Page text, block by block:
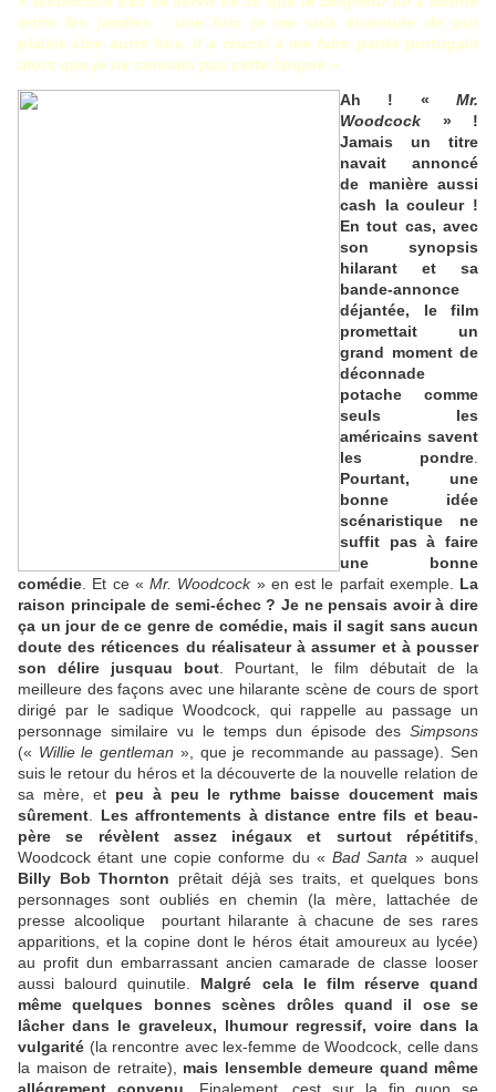
entre les jambes : une fois je me suis évanouie de pur
plaisir. Une autre fois, il a réussi à me faire parler portugais
alors que je ne connais pas cette langue »
Ah ! « Mr.
Woodcock » !
Jamais un titre
navait annoncé
de manière aussi
cash la couleur !
En tout cas, avec
son synopsis
hilarant et sa
bande-annonce
déjantée, le film
promettait un
grand moment de
déconnade
potache comme
seuls les
américains savent
les pondre
Pourtant, une
bonne idée
scénaristique ne
suffit pas à faire
une bonne
comédie . Et ce « Mr. Woodcock» en est le parfait exemple. La
raison principale de semi-échec ? Je ne pensais avoir à dire
ça un jour de ce genre de comédie, mais il sagit sans aucun
doute des réticences du réalisateur à assumer et à pousser
son délire jusquau bout . Pourtant, le film débutait de la
meilleure des façons avec une hilarante scène de cours de sport
dirigé par le sadique Woodcock, qui rappelle au passage un
personnage similaire vu le temps dun épisode des Simpsons
(« Willie le gentleman », que je recommande au passage). Sen
suis le retour du héros et la découverte de la nouvelle relation de
sa mère, et peu à peu le rythme baisse doucement mais
sûrement
Les affrontements à distance entre fils et beau-
père se révèlent assez inégaux et surtout répétitifs
Woodcock étant une copie conforme du «Bad Santa » auquel
Billy Bob Thornton prêtait déjà ses traits, et quelques bons
personnages sont oubliés en chemin (la mère, lattachée de
presse alcoolique  pourtant hilarante à chacune de ses rares
apparitions, et la copine dont le héros était amoureux au lycée)
au profit dun embarrassant ancien camarade de classe looser
aussi balourd quinutile.
Malgré cela le film réserve quand
même quelques bonnes scènes drôles quand il ose se
lâcher dans le graveleux, lhumour regressif, voire dans la
vulgarité (la rencontre avec lex-femme de Woodcock, celle dans
la maison de retraite), mais lensemble demeure quand même